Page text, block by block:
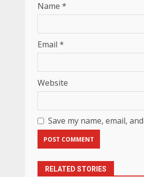
Name *
Email *
Website
Save my name, email,
RELATED STORIES